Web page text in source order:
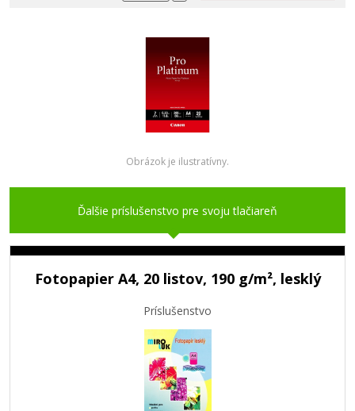
Obrázok je ilustratívny.
Ďalšie príslušenstvo pre svoju tlačiareň
Fotopapier A4, 20 listov, 190 g/m², lesklý
Príslušenstvo